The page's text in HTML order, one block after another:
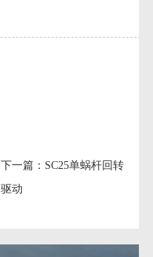
下一篇： SC25单蜗杆回转
驱动